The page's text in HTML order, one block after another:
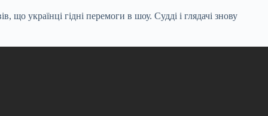
що українці гідні перемоги в шоу. Судді і глядачі знову